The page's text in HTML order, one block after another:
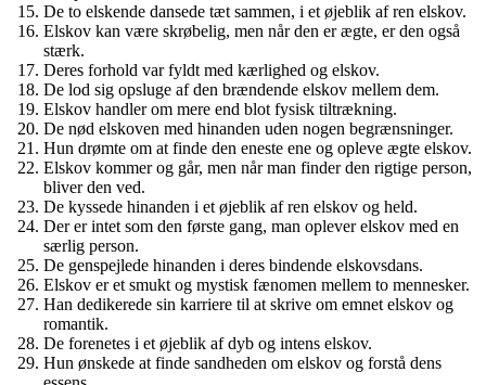
De to elskende dansede tæt sammen, i et øjeblik af ren elskov.
Elskov kan være skrøbelig, men når den er ægte, er den også
stærk.
Deres forhold var fyldt med kærlighed og elskov.
De lod sig opsluge af den brændende elskov mellem dem.
Elskov handler om mere end blot fysisk tiltrækning.
De nød elskoven med hinanden uden nogen begrænsninger.
Hun drømte om at finde den eneste ene og opleve ægte elskov.
Elskov kommer og går, men når man finder den rigtige person,
bliver den ved.
De kyssede hinanden i et øjeblik af ren elskov og held.
Der er intet som den første gang, man oplever elskov med en
særlig person.
De genspejlede hinanden i deres bindende elskovsdans.
Elskov er et smukt og mystisk fænomen mellem to mennesker.
Han dedikerede sin karriere til at skrive om emnet elskov og
romantik.
De forenetes i et øjeblik af dyb og intens elskov.
Hun ønskede at finde sandheden om elskov og forstå dens